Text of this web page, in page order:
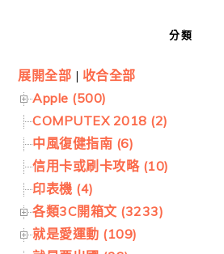
分類
展開全部 | 收合全部
Apple (500)
COMPUTEX 2018 (2)
中風復健指南 (6)
信用卡或刷卡攻略 (10)
印表機 (4)
各類3C開箱文 (3233)
就是愛運動 (109)